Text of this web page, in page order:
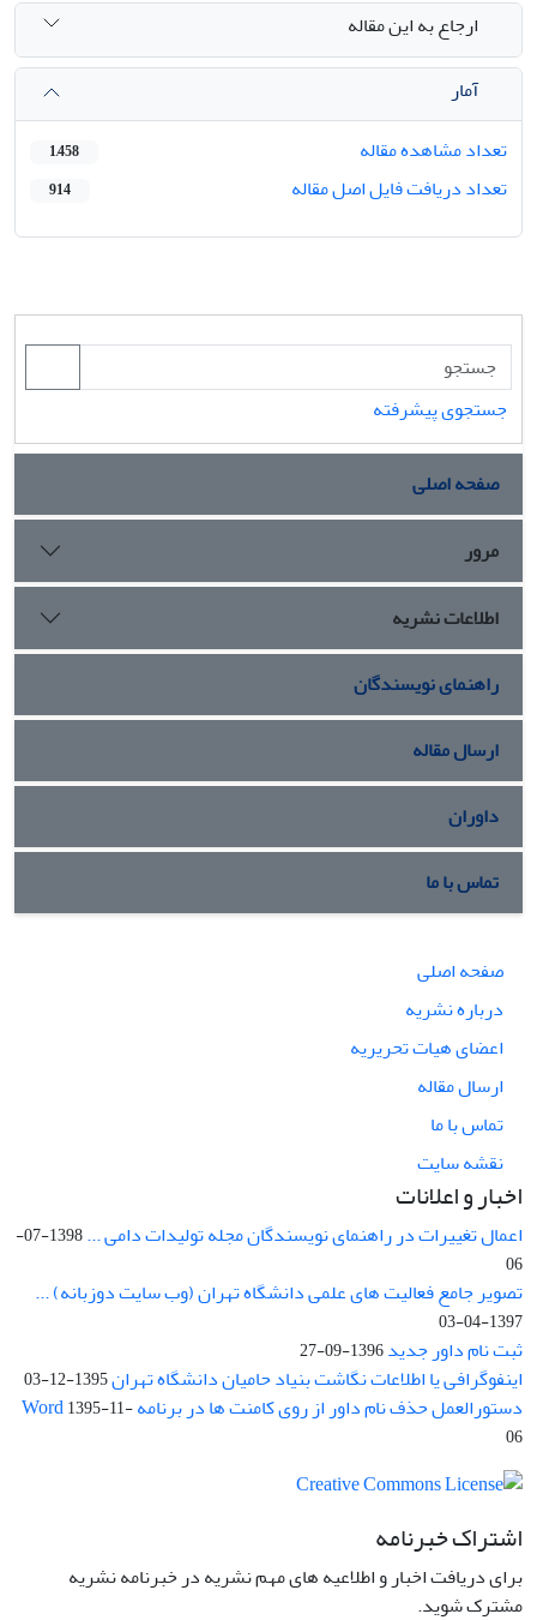
ارجاع به این مقاله
آمار
تعداد مشاهده مقاله
1,458
تعداد دریافت فایل اصل مقاله 914
جستجوی پیشرفته
صفحه اصلی
مرور
اطلاعات نشریه
راهنمای نویسندگان
ارسال مقاله
داوران
تماس با ما
صفحه اصلی
درباره نشریه
اعضای هیات تحریریه
ارسال مقاله
تماس با ما
نقشه سایت
اخبار و اعلانات
اعمال تغییرات در راهنمای نویسندگان مجله تولیدات دامی ...
1398-07-
06
تصویر جامع فعالیت های علمی دانشگاه تهران (وب سایت دوزبانه) ...
1397-04-03
ثبت نام داور جدید1396-09-27
اینفوگرافی یا اطلاعات نگاشت بنیاد حامیان دانشگاه تهران1395-12-03
دستورالعمل حذف نام داور از روی کامنت ها در برنامه Word1395-11-
06
اشتراک خبرنامه
برای دریافت اخبار و اطلاعیه های مهم نشریه در خبرنامه نشریه
مشترک شوید.